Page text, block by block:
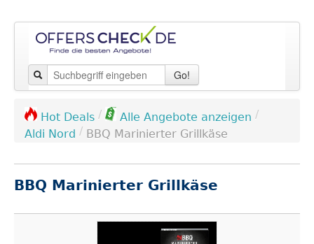
Go!
Hot Deals / Alle Angebote anzeigen /
Aldi Nord / BBQ Marinierter Grillkäse
BBQ Marinierter Grillkäse